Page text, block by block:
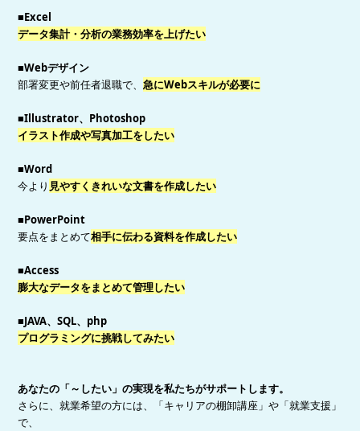
■Excel
データ集計・分析の業務効率を上げたい
■Webデザイン
部署変更や前任者退職で、急にWebスキルが必要に
■Illustrator、Photoshop
イラスト作成や写真加工をしたい
■Word
今より 見やすくきれいな文書を作成したい
■PowerPoint
要点をまとめて相手に伝わる資料を作成したい
■Access
膨大なデータをまとめて管理したい
■JAVA、SQL、php
プログラミングに挑戦してみたい
あなたの「～したい」の実現を私たちがサポートします。
さらに、就業希望の方には、「キャリアの棚卸講座」や「就業支援」
で、